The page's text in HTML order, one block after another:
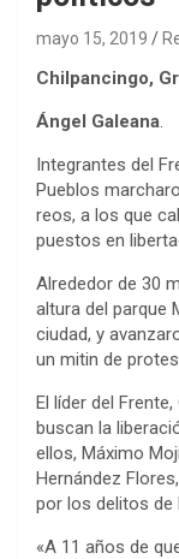
mayo 15, 2019
Chilpancingo,
Ángel Galeana.
Integrantes del
Pueblos
reos, a los que
puestos en
Alrededor de 30
altura del parque
ciudad, y
un mitin de
El líder del
buscan la
ellos, Máximo
Hernández
por los delitos de
«A 11 años de